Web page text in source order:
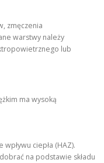
zmęczenia
warstwy należy
lub
ma wysoką
ciepła (HAZ).
na podstawie składu